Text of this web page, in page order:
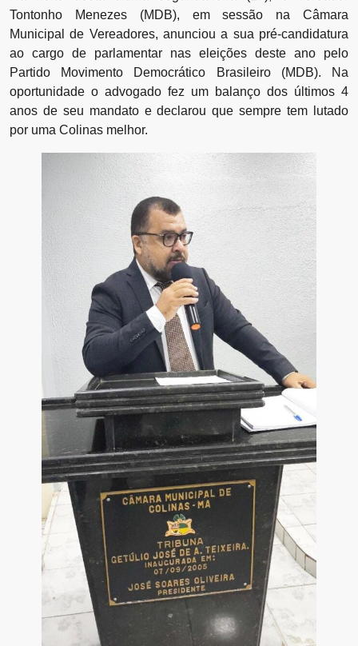
Tontonho Menezes (MDB), em sessão na Câmara
Municipal de Vereadores, anunciou a sua pré-candidatura
ao cargo de parlamentar nas eleições deste ano pelo
Partido Movimento Democrático Brasileiro (MDB). Na
oportunidade o advogado fez um balanço dos últimos 4
anos de seu mandato e declarou que sempre tem lutado
por uma Colinas melhor.